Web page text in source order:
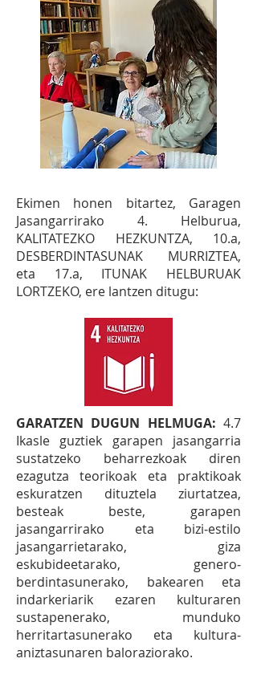
Ekimen honen bitartez, Garagen
Jasangarrirako 4. Helburua,
KALITATEZKO HEZKUNTZA, 10.a,
DESBERDINTASUNAK MURRIZTEA,
eta 17.a, ITUNAK HELBURUAK
LORTZEKO, ere lantzen ditugu:
GARATZEN DUGUN HELMUGA: 4.7
Ikasle guztiek garapen jasangarria
sustatzeko beharrezkoak diren
ezagutza teorikoak eta praktikoak
eskuratzen dituztela ziurtatzea,
besteak beste, garapen
jasangarrirako eta bizi‐estilo
jasangarrietarako, giza
eskubideetarako, genero‐
berdintasunerako, bakearen eta
indarkeriarik ezaren kulturaren
sustapenerako, munduko
herritartasunerako eta kultura‐
aniztasunaren baloraziorako.